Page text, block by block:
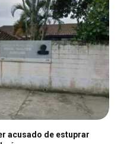
acusado de estuprar